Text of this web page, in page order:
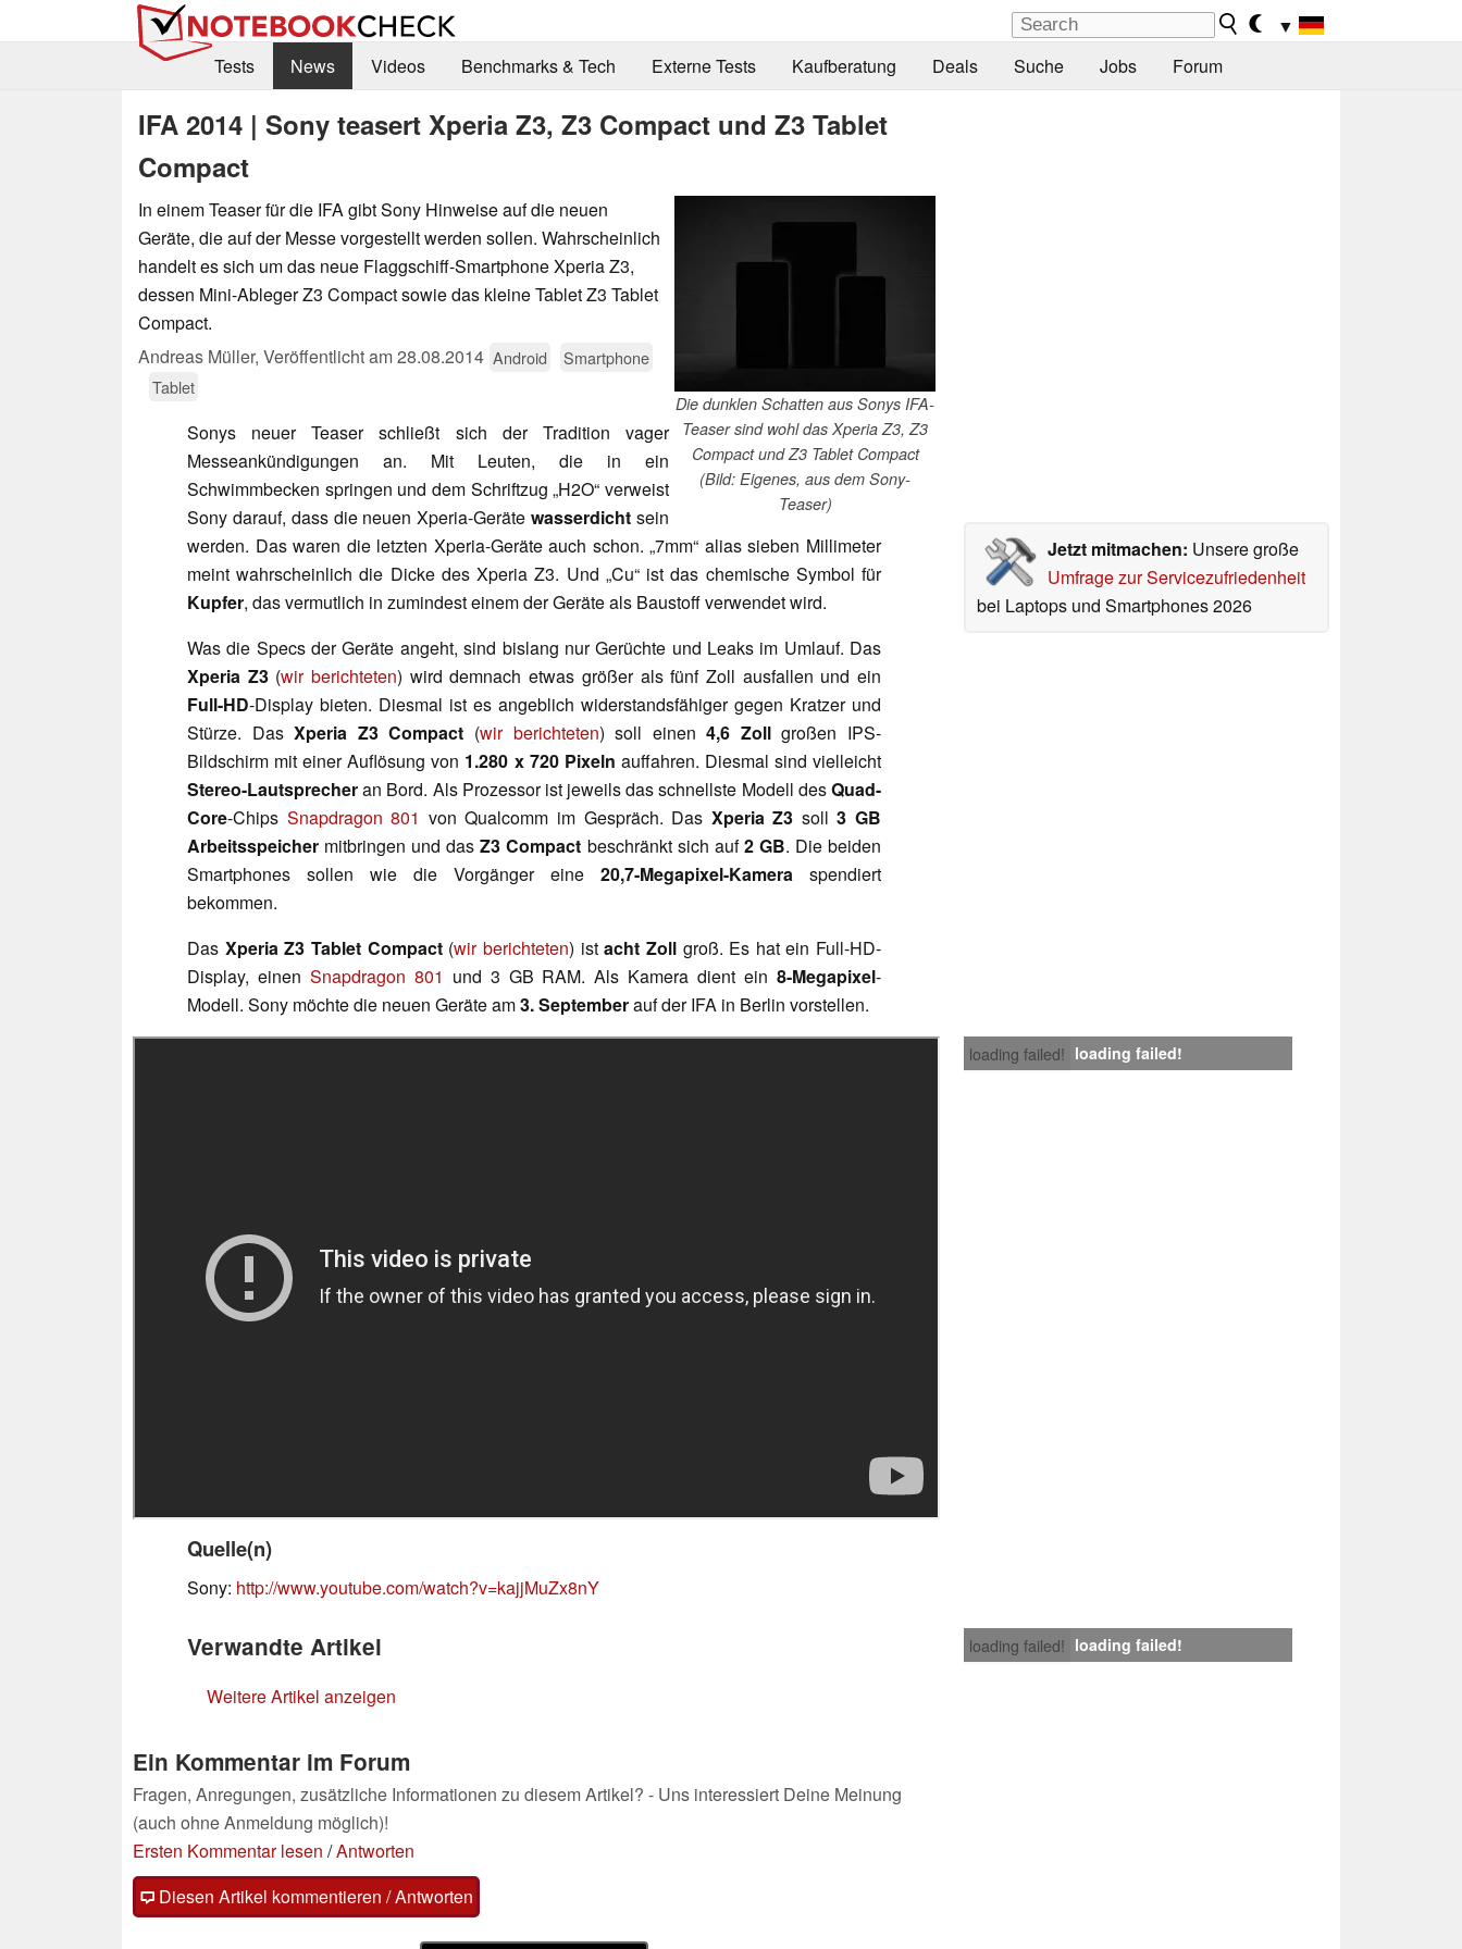
▼
Tests
News Videos Benchmarks & Tech Externe Tests Kaufberatung Deals Suche Jobs Forum
IFA 2014 | Sony teasert Xperia Z3, Z3 Compact und Z3 Tablet
Compact
Die dunklen Schatten aus Sonys IFA-
Teaser sind wohl das Xperia Z3, Z3
Compact und Z3 Tablet Compact
(Bild: Eigenes, aus dem Sony-
Teaser)
In einem Teaser für die IFA gibt Sony Hinweise auf die neuen
Geräte, die auf der Messe vorgestellt werden sollen. Wahrscheinlich
handelt es sich um das neue Flaggschiff-Smartphone Xperia Z3,
dessen Mini-Ableger Z3 Compact sowie das kleine Tablet Z3 Tablet
Compact.
Andreas Müller, Veröffentlicht am28.08.2014 Android
Smartphone
Tablet
Jetzt mitmachen: Unsere große
Umfrage zur Servicezufriedenheit
bei Laptops und Smartphones 2026
Sonys neuer Teaser schließt sich der Tradition vager
Messeankündigungen an. Mit Leuten, die in ein
Schwimmbecken springen und dem Schriftzug „H2O“ verweist
Sony darauf, dass die neuen Xperia-Gerätewasserdicht sein
werden. Das waren die letzten Xperia-Geräte auch schon. „7mm“ alias sieben Millimeter
meint wahrscheinlich die Dicke des Xperia Z3. Und „Cu“ ist das chemische Symbol für
Kupfer, das vermutlich in zumindest einem der Geräte als Baustoff verwendet wird.
Was die Specs der Geräte angeht, sind bislang nur Gerüchte und Leaks im Umlauf. Das
Xperia Z3(wir berichteten) wird demnach etwas größer als fünf Zoll ausfallen und ein
Full-HD-Display bieten. Diesmal ist es angeblich widerstandsfähiger gegen Kratzer und
Stürze. DasXperia Z3 Compact (wir berichteten) soll einen4,6 Zollgroßen IPS-
Bildschirm mit einer Auflösung von 1.280 x 720 Pixeln auffahren. Diesmal sind vielleicht
Stereo-Lautsprecheran Bord. Als Prozessor ist jeweils das schnellste Modell desQuad-
Core-Chips Snapdragon 801 von Qualcomm im Gespräch. Das Xperia Z3 soll3 GB
Arbeitsspeicher mitbringen und dasZ3 Compact beschränkt sich auf2 GB. Die beiden
Smartphones sollen wie die Vorgänger eine 20,7-Megapixel-Kamera spendiert
bekommen.
Das Xperia Z3 Tablet Compact(wir berichteten) istacht Zollgroß. Es hat ein Full-HD-
Display, einen Snapdragon 801 und 3 GB RAM. Als Kamera dient ein8-Megapixel-
Modell. Sony möchte die neuen Geräte am3. Septemberauf der IFA in Berlin vorstellen.
loading failed! loading failed!
Quelle(n)
Sony: http://www.youtube.com/watch?v=kajjMuZx8nY
loading failed! loading failed!
Verwandte Artikel
Weitere Artikel anzeigen
Ein Kommentar im Forum
Fragen, Anregungen, zusätzliche Informationen zu diesem Artikel? - Uns interessiert Deine Meinung
(auch ohne Anmeldung möglich)!
Ersten Kommentar lesen /Antworten
Diesen Artikel kommentieren / Antworten